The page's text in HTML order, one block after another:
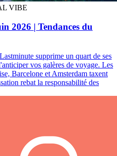
VIBE
2026 | Tendances du
supprime un quart de ses
vos galères de voyage. Les
Barcelone et Amsterdam taxent
rebat la responsabilité des